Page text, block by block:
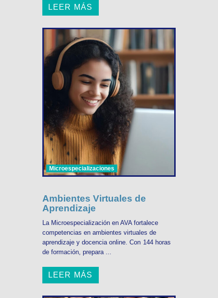
LEER MÁS
Microespecializaciones
Ambientes Virtuales de
Aprendizaje
La Microespecialización en AVA fortalece
competencias en ambientes virtuales de
aprendizaje y docencia online. Con 144 horas
de formación, prepara ...
LEER MÁS